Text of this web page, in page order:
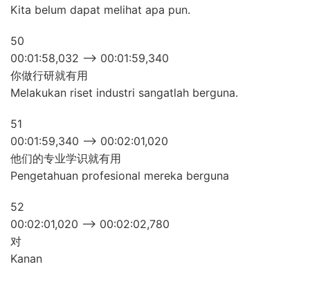
Kita belum dapat melihat apa pun.
50
00:01:58,032 –> 00:01:59,340
你做行研就有用
Melakukan riset industri sangatlah berguna.
51
00:01:59,340 –> 00:02:01,020
他们的专业学识就有用
Pengetahuan profesional mereka berguna
52
00:02:01,020 –> 00:02:02,780
对
Kanan